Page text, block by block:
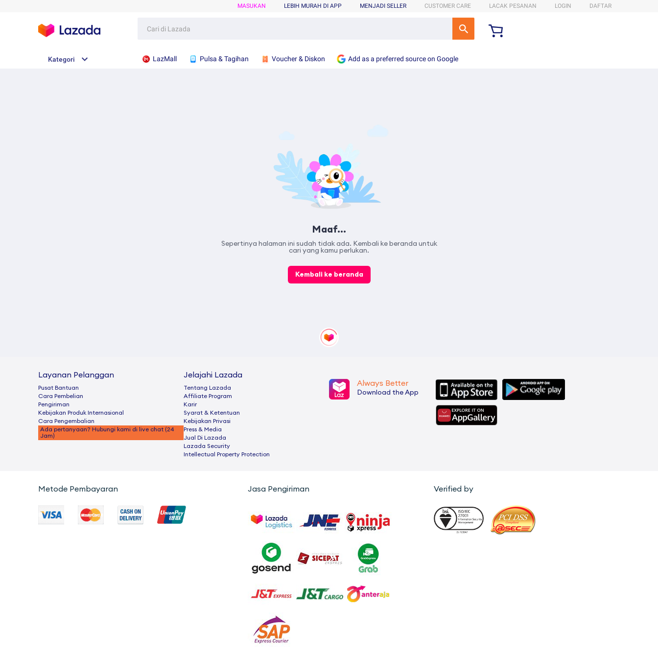
MASUKAN LEBIH MURAH DI APP MENJADI SELLER CUSTOMER CARE LACAK PESANAN LOGIN DAFTAR
Kategori LazMall Pulsa & Tagihan Voucher & Diskon Add as a preferred source on Google
Maaf...
Sepertinya halaman ini sudah tidak ada. Kembali ke beranda untuk
cari yang kamu perlukan.
Kembali ke beranda
Layanan Pelanggan
Pusat Bantuan
Cara Pembelian
Pengiriman
Kebijakan Produk Internasional
Cara Pengembalian
Ada pertanyaan? Hubungi kami di live chat (24
Jam)
Jelajahi Lazada
Tentang Lazada
Afﬁliate Program
Karir
Syarat & Ketentuan
Kebijakan Privasi
Press & Media
Jual Di Lazada
Lazada Security
Intellectual Property Protection
Always Better
Download the App
Metode Pembayaran Jasa Pengiriman Verified by